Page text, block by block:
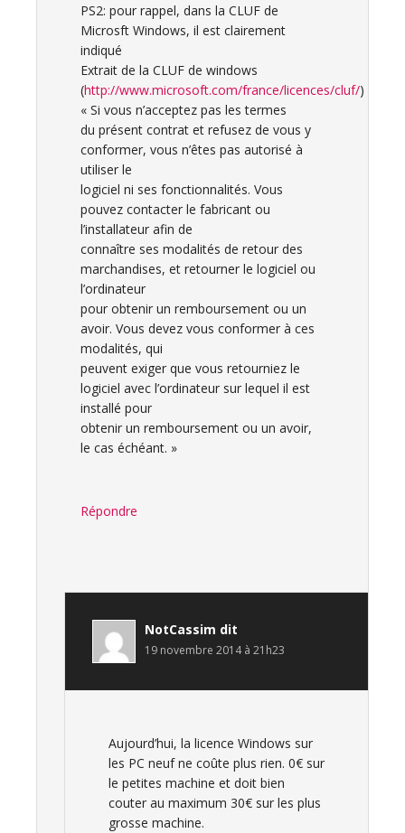
PS2: pour rappel, dans la CLUF de
Microsft Windows, il est clairement
indiqué
Extrait de la CLUF de windows
(http://www.microsoft.com/france/licences/cluf/)
« Si vous n’acceptez pas les termes
du présent contrat et refusez de vous y
conformer, vous n’êtes pas autorisé à
utiliser le
logiciel ni ses fonctionnalités. Vous
pouvez contacter le fabricant ou
l’installateur afin de
connaître ses modalités de retour des
marchandises, et retourner le logiciel ou
l’ordinateur
pour obtenir un remboursement ou un
avoir. Vous devez vous conformer à ces
modalités, qui
peuvent exiger que vous retourniez le
logiciel avec l’ordinateur sur lequel il est
installé pour
obtenir un remboursement ou un avoir,
le cas échéant. »
Répondre
NotCassim dit
19 novembre 2014 à 21h23
Aujourd’hui, la licence Windows sur
les PC neuf ne coûte plus rien. 0€ sur
le petites machine et doit bien
couter au maximum 30€ sur les plus
grosse machine.